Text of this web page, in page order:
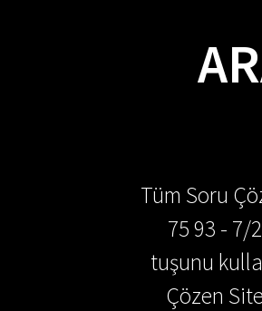
Tüm Soru
75 93 - 7/
tuşunu
Çözen